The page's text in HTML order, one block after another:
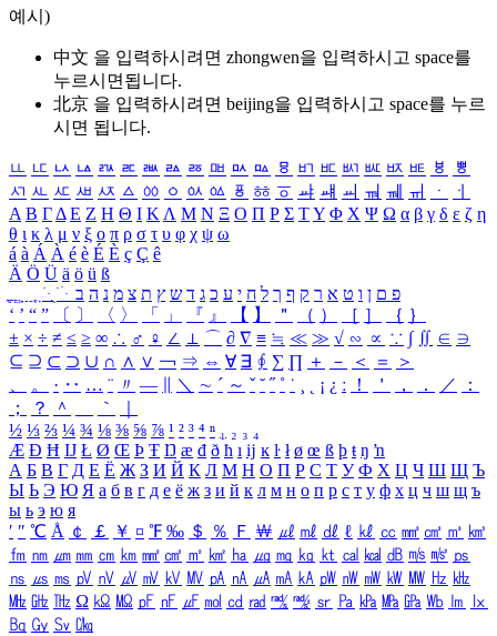
예시)
中文 을 입력하시려면 zhongwen을 입력하시고 space를
누르시면됩니다.
北京 을 입력하시려면 beijing을 입력하시고 space를 누르
시면 됩니다.
ㅥ ㅦ ㅧ ㅨ ㅩ ㅪ ㅫ ㅬ ㅭ ㅮ ㅯ ㅰ ㅱ ㅲ ㅳ ㅴ ㅵ ㅶ ㅷ ㅸ
ㅹ
ㅺ ㅻ ㅼ ㅽ ㅾ ㅿ ㆀ ㆁ ㆂ ㆃ ㆄ ㆅ ㆆ ㆇ ㆈ ㆉ ㆊ ㆋ ㆌ ㆍ
ㆎ
Α Β ΓΔ Ε Ζ Η Θ Ι ΚΛ Μ Ν Ξ Ο Π Ρ Σ ΤΥ Φ Χ Ψ Ω α β γ δ ε ζ η
θ ι κ λ μ ν ξ ο π ρ σ τ υ φ χ ψ ω
á à Á À é è É È ç Ç ê
Ä Ö Ü ä ö ü ß
ִֶֹ ֻּ ׁׂ פ ם ן ו ט א ר ק ף ך ל ח י ע כ ג ד ש ץ ת צ מ נ ה ב
‘ ’ “ ” 〔 〕 〈 〉 「 」 『 』 【 】 ＂ （ ） ［ ］ ｛ ｝
± × ÷ ≠ ≤ ≥ ∞ ∴ ♂ ♀ ∠ ⊥ ⌒ ∂ ∇ ≡ ≒ ≪ ≫ √ ∽ ∝ ∵ ∫ ∬ ∈ ∋
⊆ ⊇ ⊂ ⊃ ∪ ∩ ∧ ∨ ￢ ⇒ ⇔ ∀ ∃ ∮ ∑ ∏ ＋ － ＜ ＝
＞
、
。 · ‥ … ¨ 〃 ― ＼ ∼ ´ ～ ˇ ˘ ˝ ˚ ˙ ¸ ¡ ¿ ː ！ ＇ ， ． ／
：
；
？ ＾ ｀
½ ⅓ ⅔ ¼ ¾ ⅛ ⅜ ⅝ ⅞ ¹ ² ³ ⁴ ⁿ ₁ ₂ ₃ ₄
Æ Ð Ħ Ĳ Ł Ø Œ Þ Ŧ Ŋ æ đ ð ħ ı ĳ ĸ ŀ ł ø œ ß þ ŧ ŋ ŉ
А Б В Г Д Е Ё Ж З И Й К Л М Н О П Р С Т У Ф Х Ц Ч Ш Щ Ъ
Ы Ь Э Ю Я а б в г д е ё ж з и й к л м н о п р с т у ф х ц ч ш щ ъ
ы ь э ю я
′ ″ ℃ Å ￠ ￡ ￥ ¤ ℉ ‰ ＄ ％ Ｆ ￦ ㎕ ㎖ ㎗ ℓ ㎘ ㏄ ㎣ ㎤ ㎥ ㎦
㎙ ㎚ ㎛ ㎜ ㎝ ㎞ ㎟ ㎠ ㎡ ㎢ ㏊ ㎍ ㎎ ㎏ ㏏ ㎈ ㎉ ㏈ ㎧ ㎨ ㎰
㎱ ㎲ ㎳ ㎴ ㎵ ㎶ ㎷ ㎸ ㎹ ㎀ ㎁ ㎂ ㎃ ㎄ ㎺ ㎻ ㎽ ㎾ ㎿ ㎐ ㎑
㎒ ㎓ ㎔ Ω ㏀ ㏁ ㎊ ㎋ ㎌ ㏖ ㏅ ㎭ ㎮ ㎯ ㏛ ㎩ ㎪ ㎫ ㎬ ㏝ ㏐
㏓
㏃ ㏉ ㏜ ㏆